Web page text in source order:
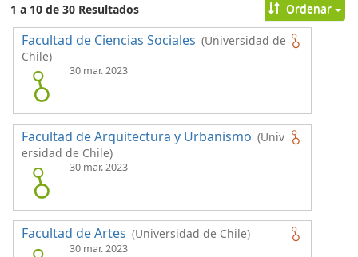
1 a 10 de 30 Resultados Ordenar
Facultad de Ciencias Sociales (Universidad de
Chile)
30 mar. 2023
Facultad de Arquitectura y Urbanismo (Univ
ersidad de Chile)
30 mar. 2023
Facultad de Artes (Universidad de Chile)
30 mar. 2023